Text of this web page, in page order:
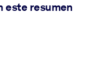
este resumen